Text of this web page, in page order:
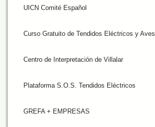
UICN Comité Español
Curso Gratuito de Tendidos Eléctricos y Aves
Centro de Interpretación de Villalar
Plataforma S.O.S. Tendidos Eléctricos
GREFA + EMPRESAS